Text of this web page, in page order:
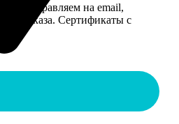
мы отправляем на email,
заказа. Сертификаты с